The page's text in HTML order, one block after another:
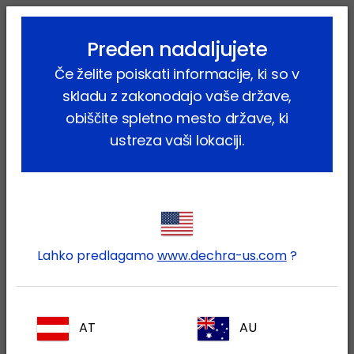
lock_outline search menu
Hišni ljubljenčki
Farmacevtski proizvodi
Dermanolon
Preden nadaljujete
Če želite poiskati informacije, ki so v
skladu z zakonodajo vaše države,
obiščite spletno mesto države, ki
ustreza vaši lokaciji.
Lahko predlagamowww.dechra-us.com?
AT AU